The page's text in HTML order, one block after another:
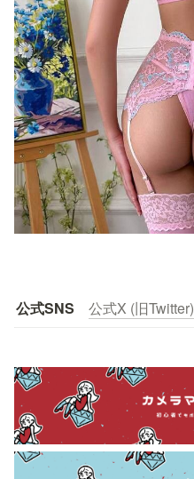
公式SNS 公式X (旧Twitter)